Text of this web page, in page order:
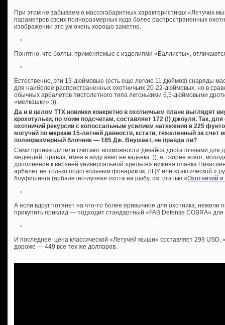
При этом не забываем о массогабаритных характеристиках «Летучих
параметров своих полноразмерных куда более распространенных
изображении это уж очень хорошо заметно.
Понятно, что болты, применяемые с изделиями «Баллисты»,
Естественно, эти 13-дюймовые (есть еще легкие 11 дюймов) снаряды
для наиболее распространенных охотничьих 20-22-дюймовых, но в
обычных арбалетов пистолетного типа легонькими 6,5-дюймовыми
«мелкашки» :)).
Да и в целом ТТХ новинки конкретно в охотничьем плане выглядят
крохотульки, по моим подсчетам, составляет 172 (!) джоуля. Так,
охотничий рекурсив с колоссальным усилием натяжения в 225
могучий по меркам 15-летней давности, кстати, тяжеленный за счет
полноразмерный блочник — 185 Дж. Внушает, не правда ли?
Сами производители считают возможности девайса достаточными для
медведей, правда, имея в виду явно не кадьяка :)), а, скорее всего,
дополнение к верхней универсальной «рельсе» нижняя планка
арбалет не только подствольным фонариком, ЛЦУ или «тактической »
боуфишинга (арбалетно-лучная охота на рыбу, см. статью «Охотничий и
А если вдруг потянет на что-то более привычное для охотника, нежели
прикупить приклад — подходит стандартный «FAB Defense COBRA»
И последнее: цена классической «Летучей мыши» составляет 299
дороже — 449 все тех же долларов.